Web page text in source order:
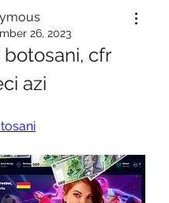
26, 2023
botosani, cfr
azi